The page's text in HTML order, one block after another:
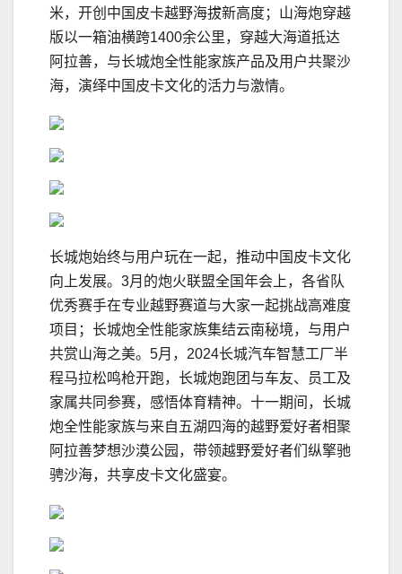
米，开创中国皮卡越野海拔新高度；山海炮穿越
版以一箱油横跨1400余公里，穿越大海道抵达
阿拉善，与长城炮全性能家族产品及用户共聚沙
海，演绎中国皮卡文化的活力与激情。
长城炮始终与用户玩在一起，推动中国皮卡文化
向上发展。3月的炮火联盟全国年会上，各省队
优秀赛手在专业越野赛道与大家一起挑战高难度
项目；长城炮全性能家族集结云南秘境，与用户
共赏山海之美。5月，2024长城汽车智慧工厂半
程马拉松鸣枪开跑，长城炮跑团与车友、员工及
家属共同参赛，感悟体育精神。十一期间，长城
炮全性能家族与来自五湖四海的越野爱好者相聚
阿拉善梦想沙漠公园，带领越野爱好者们纵擎驰
骋沙海，共享皮卡文化盛宴。